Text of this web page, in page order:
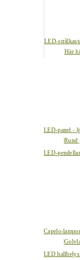
LED-
Här
LED-panel -
Rund
LED-
Capelo-
LED